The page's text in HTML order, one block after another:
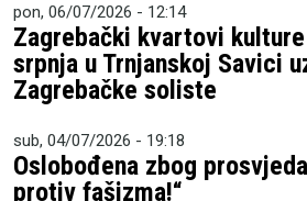
pon, 06/07/2026 - 12:14
Zagrebački kvartovi
srpnja u Trnjanskoj Savici
Zagrebačke soliste
sub, 04/07/2026 - 19:18
Oslobođena zbog
protiv fašizma!“